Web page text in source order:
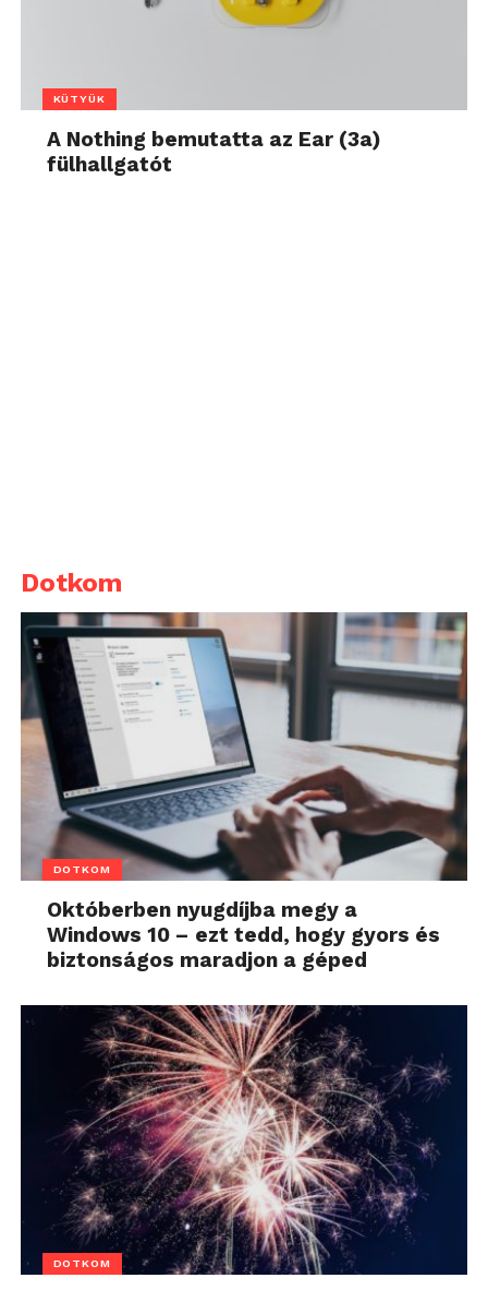
KÜTYÜK
A Nothing bemutatta az Ear (3a)
fülhallgatót
Dotkom
DOTKOM
Októberben nyugdíjba megy a
Windows 10 – ezt tedd, hogy gyors és
biztonságos maradjon a géped
DOTKOM